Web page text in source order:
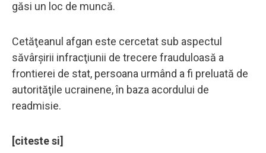
găsi un loc de muncă.
Cetăţeanul afgan este cercetat sub aspectul
săvârşirii infracţiunii de trecere frauduloasă a
frontierei de stat, persoana urmând a fi preluată de
autorităţile ucrainene, în baza acordului de
readmisie.
[citeste si]